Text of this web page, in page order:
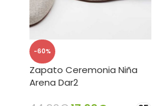
-60%
Zapato Ceremonia Niña
Arena Dar2